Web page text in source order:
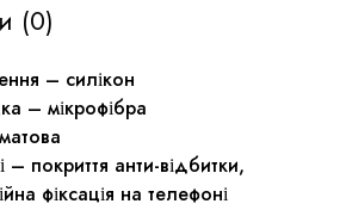
(0)
– силікон
– мікрофібра
– покриття анти-відбитки,
фіксація на телефоні